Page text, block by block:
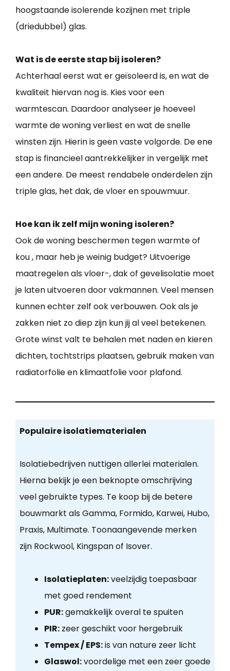
hoogstaande isolerende kozijnen met triple
(driedubbel) glas.
Wat is de eerste stap bij isoleren?
Achterhaal eerst wat er geïsoleerd is, en wat de
kwaliteit hiervan nog is. Kies voor een
warmtescan. Daardoor analyseer je hoeveel
warmte de woning verliest en wat de snelle
winsten zijn. Hierin is geen vaste volgorde. De ene
stap is financieel aantrekkelijker in vergelijk met
een andere. De meest rendabele onderdelen zijn
triple glas, het dak, de vloer en spouwmuur.
Hoe kan ik zelf mijn woning isoleren?
Ook de woning beschermen tegen warmte of
kou , maar heb je weinig budget? Uitvoerige
maatregelen als vloer-, dak of gevelisolatie moet
je laten uitvoeren door vakmannen. Veel mensen
kunnen echter zelf ook verbouwen. Ook als je
zakken niet zo diep zijn kun jij al veel betekenen.
Grote winst valt te behalen met naden en kieren
dichten, tochtstrips plaatsen, gebruik maken van
radiatorfolie en klimaatfolie voor plafond.
Populaire isolatiematerialen
Isolatiebedrijven nuttigen allerlei materialen.
Hierna bekijk je een beknopte omschrijving
veel gebruikte types. Te koop bij de betere
bouwmarkt als Gamma, Formido, Karwei, Hubo,
Praxis, Multimate. Toonaangevende merken
zijn Rockwool, Kingspan of Isover.
Isolatieplaten:veelzijdig toepasbaar
met goed rendement
PUR:gemakkelijk overal te spuiten
PIR:zeer geschikt voor hergebruik
Tempex / EPS:is van nature zeer licht
Glaswol:voordelige met een zeer goede